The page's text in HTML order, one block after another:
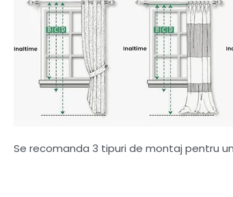
Se recomanda 3 tipuri de montaj pentru un